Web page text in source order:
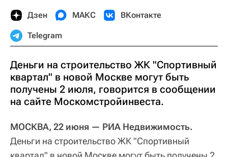
Дзен МАКС ВКонтакте
Telegram
Деньги на строительство ЖК "Спортивный
квартал" в новой Москве могут быть
получены 2 июля, говорится в сообщении
на сайте Москомстройинвеста.
МОСКВА, 22 июня — РИА Недвижимость.
Деньги на строительство ЖК "Спортивный